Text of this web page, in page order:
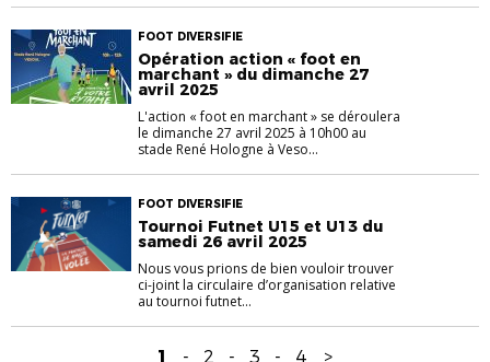
FOOT DIVERSIFIE
Opération action « foot en
marchant » du dimanche 27
avril 2025
L'action « foot en marchant » se déroulera
le dimanche 27 avril 2025 à 10h00 au
stade René Hologne à Veso...
FOOT DIVERSIFIE
Tournoi Futnet U15 et U13 du
samedi 26 avril 2025
Nous vous prions de bien vouloir trouver
ci-joint la circulaire d’organisation relative
au tournoi futnet...
1 - 2 - 3 - 4 >